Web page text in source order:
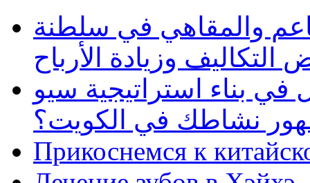
والمقاهي في سلطنة
وزيادة الأرباح
بناء استراتيجية سيو
نشاطك في الكويت؟
Прикоснемся к